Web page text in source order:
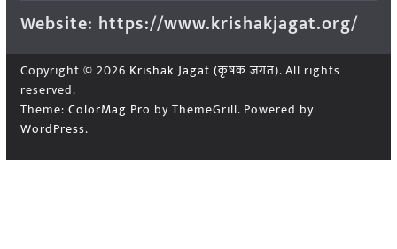
Website: https://www.krishakjagat.org/
Copyright © 2026 Krishak Jagat (कृषक जगत). All rights
reserved.
Theme: ColorMag Pro by ThemeGrill. Powered by
WordPress.